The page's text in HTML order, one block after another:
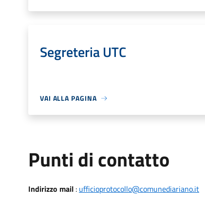
Segreteria UTC
VAI ALLA PAGINA
Punti di contatto
Indirizzo mail: ufficioprotocollo@comunediariano.it